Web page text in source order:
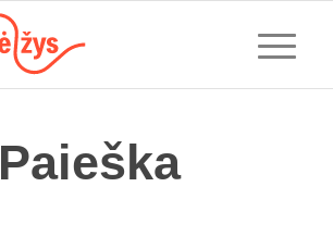
Paieška